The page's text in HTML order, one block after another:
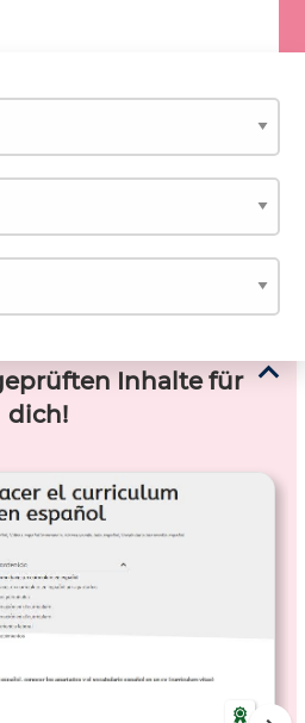
Inhalte für
dich!